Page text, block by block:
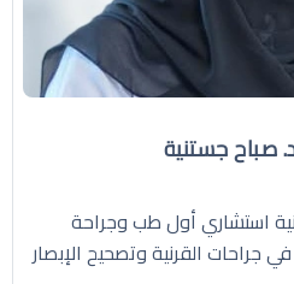
صباح جستنية
استشاري أول طب وجراحة
القرنية وتصحيح الإبصار